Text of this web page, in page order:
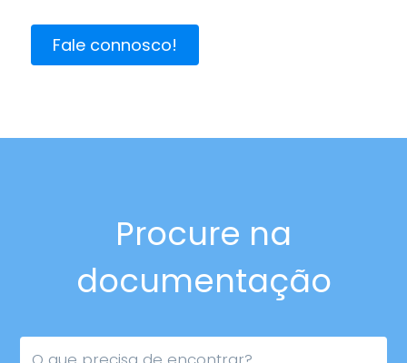
Fale connosco!
Procure na
documentação